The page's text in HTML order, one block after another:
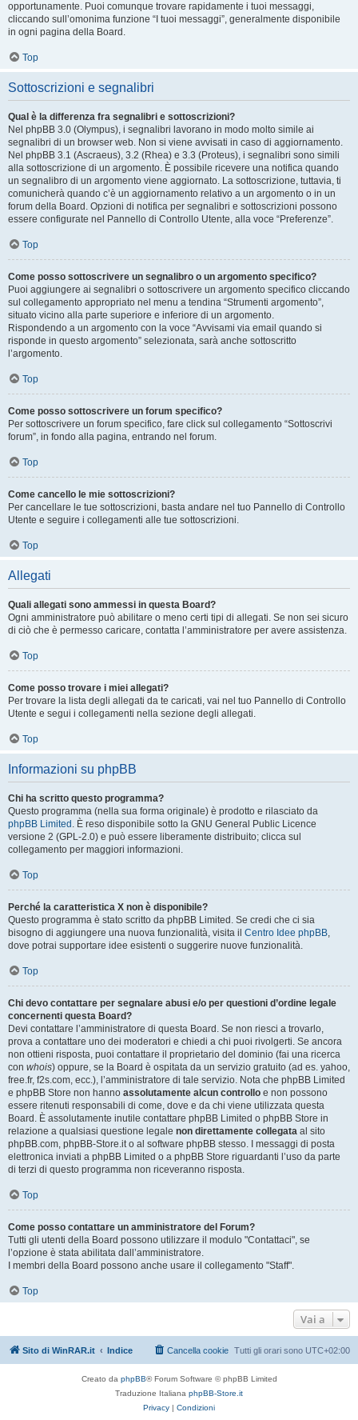
opportunamente. Puoi comunque trovare rapidamente i tuoi messaggi,
cliccando sull’omonima funzione “I tuoi messaggi”, generalmente disponibile
in ogni pagina della Board.
Top
Sottoscrizioni e segnalibri
Qual è la differenza fra segnalibri e sottoscrizioni?
Nel phpBB 3.0 (Olympus), i segnalibri lavorano in modo molto simile ai
segnalibri di un browser web. Non si viene avvisati in caso di aggiornamento.
Nel phpBB 3.1 (Ascraeus), 3.2 (Rhea) e 3.3 (Proteus), i segnalibri sono simili
alla sottoscrizione di un argomento. È possibile ricevere una notifica quando
un segnalibro di un argomento viene aggiornato. La sottoscrizione, tuttavia, ti
comunicherà quando c’è un aggiornamento relativo a un argomento o in un
forum della Board. Opzioni di notifica per segnalibri e sottoscrizioni possono
essere configurate nel Pannello di Controllo Utente, alla voce “Preferenze”.
Top
Come posso sottoscrivere un segnalibro o un argomento specifico?
Puoi aggiungere ai segnalibri o sottoscrivere un argomento specifico cliccando
sul collegamento appropriato nel menu a tendina “Strumenti argomento”,
situato vicino alla parte superiore e inferiore di un argomento.
Rispondendo a un argomento con la voce “Avvisami via email quando si
risponde in questo argomento” selezionata, sarà anche sottoscritto
l’argomento.
Top
Come posso sottoscrivere un forum specifico?
Per sottoscrivere un forum specifico, fare click sul collegamento “Sottoscrivi
forum”, in fondo alla pagina, entrando nel forum.
Top
Come cancello le mie sottoscrizioni?
Per cancellare le tue sottoscrizioni, basta andare nel tuo Pannello di Controllo
Utente e seguire i collegamenti alle tue sottoscrizioni.
Top
Allegati
Quali allegati sono ammessi in questa Board?
Ogni amministratore può abilitare o meno certi tipi di allegati. Se non sei sicuro
di ciò che è permesso caricare, contatta l’amministratore per avere assistenza.
Top
Come posso trovare i miei allegati?
Per trovare la lista degli allegati da te caricati, vai nel tuo Pannello di Controllo
Utente e segui i collegamenti nella sezione degli allegati.
Top
Informazioni su phpBB
Chi ha scritto questo programma?
Questo programma (nella sua forma originale) è prodotto e rilasciato da
phpBB Limited . È reso disponibile sotto la GNU General Public Licence
versione 2 (GPL-2.0) e può essere liberamente distribuito; clicca sul
collegamento per maggiori informazioni.
Top
Perché la caratteristica X non è disponibile?
Questo programma è stato scritto da phpBB Limited. Se credi che ci sia
bisogno di aggiungere una nuova funzionalità, visita il Centro Idee phpBB,
dove potrai supportare idee esistenti o suggerire nuove funzionalità.
Top
Chi devo contattare per segnalare abusi e/o per questioni d’ordine legale
concernenti questa Board?
Devi contattare l’amministratore di questa Board. Se non riesci a trovarlo,
prova a contattare uno dei moderatori e chiedi a chi puoi rivolgerti. Se ancora
non ottieni risposta, puoi contattare il proprietario del dominio (fai una ricerca
con whois) oppure, se la Board è ospitata da un servizio gratuito (ad es. yahoo,
free.fr, f2s.com, ecc.), l’amministratore di tale servizio. Nota che phpBB Limited
e phpBB Store non hanno assolutamente alcun controllo e non possono
essere ritenuti responsabili di come, dove e da chi viene utilizzata questa
Board. È assolutamente inutile contattare phpBB Limited o phpBB Store in
relazione a qualsiasi questione legale non direttamente collegata al sito
phpBB.com, phpBB-Store.it o al software phpBB stesso. I messaggi di posta
elettronica inviati a phpBB Limited o a phpBB Store riguardanti l’uso da parte
di terzi di questo programma non riceveranno risposta.
Top
Come posso contattare un amministratore del Forum?
Tutti gli utenti della Board possono utilizzare il modulo "Contattaci", se
l’opzione è stata abilitata dall’amministratore.
I membri della Board possono anche usare il collegamento "Staff".
Top
Vai a
Sito di WinRAR.it Indice Tutti gli orari sono UTC+02:00
Cancella cookie
Creato da phpBB® Forum Software © phpBB Limited
Traduzione Italiana phpBB-Store.it
Privacy | Condizioni